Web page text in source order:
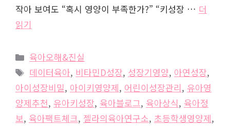
작아 보여도 “혹시 영양이 부족한가?” “키성장 … 더
읽기
카
테
고
리
육아오해&진실
태
그
데이터육아, 비타민D성장, 성장기영양, 아연성장,
아이성장비밀, 아이키영양제, 어린이성장관리, 유아영
양제추천, 유아키성장, 육아블로그, 육아상식, 육아정
보, 육아팩트체크, 젤라의육아연구소, 초등학생영양제,